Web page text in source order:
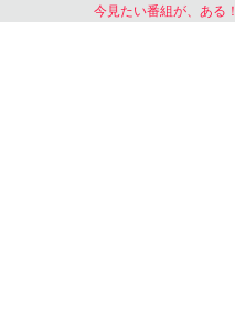
今見たい番組が、ある！